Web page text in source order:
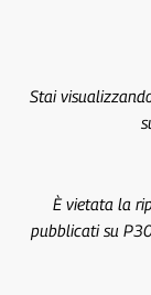
Stai
È vietata la
pubblicati su